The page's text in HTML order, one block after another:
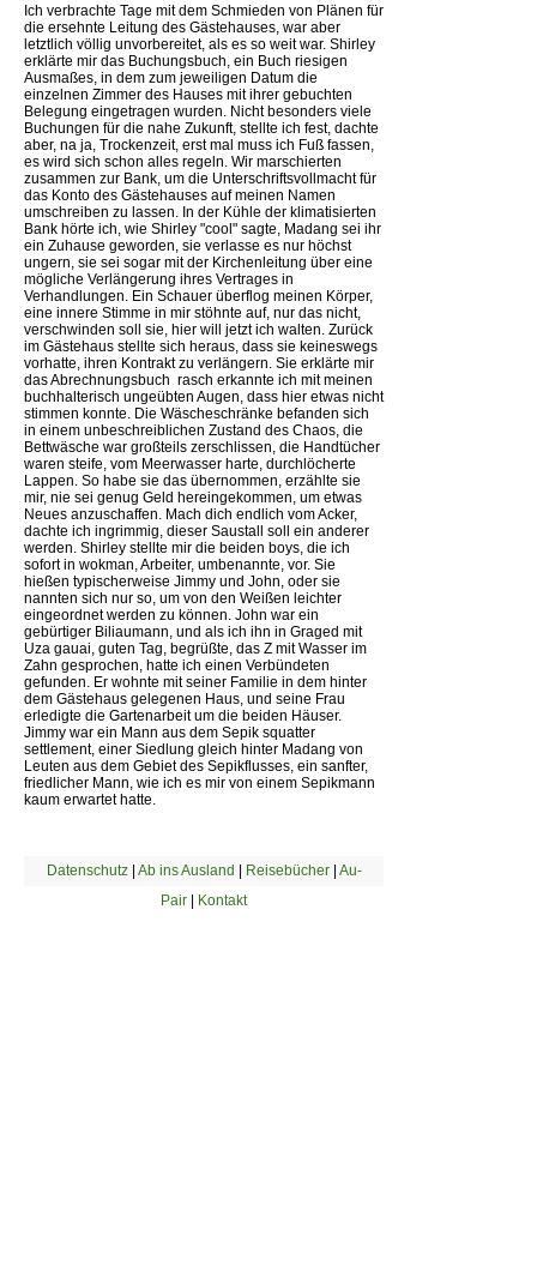
Ich verbrachte Tage mit dem Schmieden von Plänen für
die ersehnte Leitung des Gästehauses, war aber
letztlich völlig unvorbereitet, als es so weit war. Shirley
erklärte mir das Buchungsbuch, ein Buch riesigen
Ausmaßes, in dem zum jeweiligen Datum die
einzelnen Zimmer des Hauses mit ihrer gebuchten
Belegung eingetragen wurden. Nicht besonders viele
Buchungen für die nahe Zukunft, stellte ich fest, dachte
aber, na ja, Trockenzeit, erst mal muss ich Fuß fassen,
es wird sich schon alles regeln. Wir marschierten
zusammen zur Bank, um die Unterschriftsvollmacht für
das Konto des Gästehauses auf meinen Namen
umschreiben zu lassen. In der Kühle der klimatisierten
Bank hörte ich, wie Shirley "cool" sagte, Madang sei ihr
ein Zuhause geworden, sie verlasse es nur höchst
ungern, sie sei sogar mit der Kirchenleitung über eine
mögliche Verlängerung ihres Vertrages in
Verhandlungen. Ein Schauer überflog meinen Körper,
eine innere Stimme in mir stöhnte auf, nur das nicht,
verschwinden soll sie, hier will jetzt ich walten. Zurück
im Gästehaus stellte sich heraus, dass sie keineswegs
vorhatte, ihren Kontrakt zu verlängern. Sie erklärte mir
das Abrechnungsbuch  rasch erkannte ich mit meinen
buchhalterisch ungeübten Augen, dass hier etwas nicht
stimmen konnte. Die Wäscheschränke befanden sich
in einem unbeschreiblichen Zustand des Chaos, die
Bettwäsche war großteils zerschlissen, die Handtücher
waren steife, vom Meerwasser harte, durchlöcherte
Lappen. So habe sie das übernommen, erzählte sie
mir, nie sei genug Geld hereingekommen, um etwas
Neues anzuschaffen. Mach dich endlich vom Acker,
dachte ich ingrimmig, dieser Saustall soll ein anderer
werden. Shirley stellte mir die beiden boys, die ich
sofort in wokman, Arbeiter, umbenannte, vor. Sie
hießen typischerweise Jimmy und John, oder sie
nannten sich nur so, um von den Weißen leichter
eingeordnet werden zu können. John war ein
gebürtiger Biliaumann, und als ich ihn in Graged mit
Uza gauai, guten Tag, begrüßte, das Z mit Wasser im
Zahn gesprochen, hatte ich einen Verbündeten
gefunden. Er wohnte mit seiner Familie in dem hinter
dem Gästehaus gelegenen Haus, und seine Frau
erledigte die Gartenarbeit um die beiden Häuser.
Jimmy war ein Mann aus dem Sepik squatter
settlement, einer Siedlung gleich hinter Madang von
Leuten aus dem Gebiet des Sepikflusses, ein sanfter,
friedlicher Mann, wie ich es mir von einem Sepikmann
kaum erwartet hatte.
Datenschutz| Ab ins Ausland | Reisebücher| Au-
Pair | Kontakt